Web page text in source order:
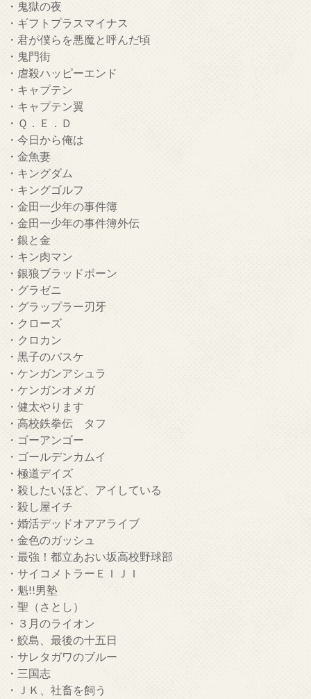
・鬼獄の夜
・ギフトプラスマイナス
・君が僕らを悪魔と呼んだ頃
・鬼門街
・虐殺ハッピーエンド
・キャプテン
・キャプテン翼
・Ｑ．Ｅ．Ｄ
・今日から俺は
・金魚妻
・キングダム
・キングゴルフ
・金田一少年の事件簿
・金田一少年の事件簿外伝
・銀と金
・キン肉マン
・銀狼ブラッドボーン
・グラゼニ
・グラップラー刃牙
・クローズ
・クロカン
・黒子のバスケ
・ケンガンアシュラ
・ケンガンオメガ
・健太やります
・高校鉄拳伝 タフ
・ゴーアンゴー
・ゴールデンカムイ
・極道デイズ
・殺したいほど、アイしている
・殺し屋イチ
・婚活デッドオアアライブ
・金色のガッシュ
・最強！都立あおい坂高校野球部
・サイコメトラーＥＩＪＩ
・魁!!男塾
・聖（さとし）
・３月のライオン
・鮫島、最後の十五日
・サレタガワのブルー
・三国志
・ＪＫ、社畜を飼う